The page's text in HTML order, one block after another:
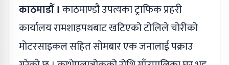
काठमाडौँ । काठमाण्डौ उपत्यका ट्राफिक प्रहरी
कार्यालय रामशाहपथबाट खटिएको टोलिले चोरीको
मोटरसाइकल सहित सोमबार एक जनालाई पक्राउ